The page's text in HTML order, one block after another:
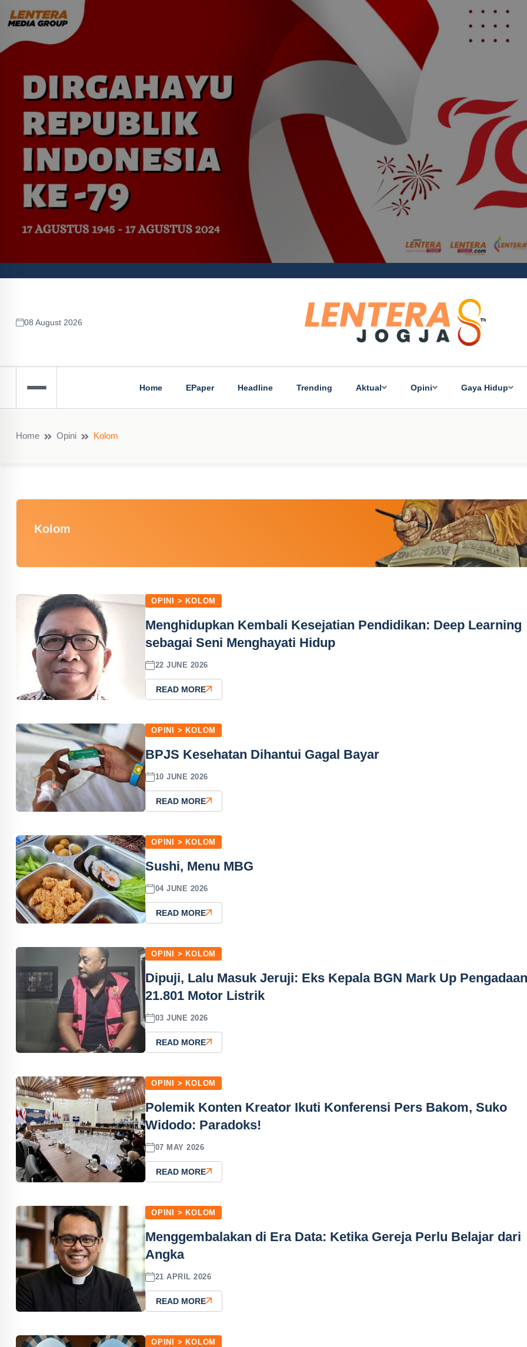
08 August 2026
Home EPaper Headline Trending Aktual Opini Gaya Hidup
Home Opini Kolom
Kolom
OPINI > KOLOM
Menghidupkan Kembali Kesejatian Pendidikan: Deep Learning
sebagai Seni Menghayati Hidup
22 JUNE 2026
READ MORE
OPINI > KOLOM
BPJS Kesehatan Dihantui Gagal Bayar
10 JUNE 2026
READ MORE
OPINI > KOLOM
Sushi, Menu MBG
04 JUNE 2026
READ MORE
OPINI > KOLOM
Dipuji, Lalu Masuk Jeruji: Eks Kepala BGN Mark Up Pengadaan
21.801 Motor Listrik
03 JUNE 2026
READ MORE
OPINI > KOLOM
Polemik Konten Kreator Ikuti Konferensi Pers Bakom, Suko
Widodo: Paradoks!
07 MAY 2026
READ MORE
OPINI > KOLOM
Menggembalakan di Era Data: Ketika Gereja Perlu Belajar dari
Angka
21 APRIL 2026
READ MORE
OPINI > KOLOM